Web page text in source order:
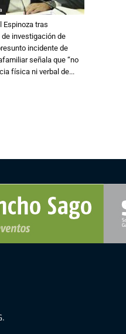
Espinoza tras
investigación de
incidente de
señala que “no
física ni verbal de...